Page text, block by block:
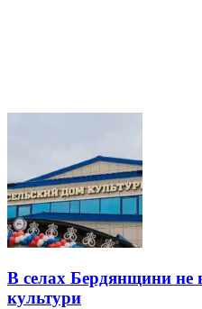
В селах Бердянщини не
культури